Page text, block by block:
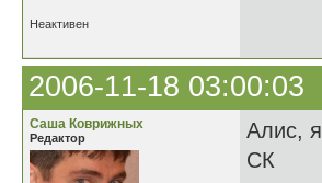
Неактивен
2006-11-18 03:00:03
Саша Коврижных
Редактор
Алис,
СК